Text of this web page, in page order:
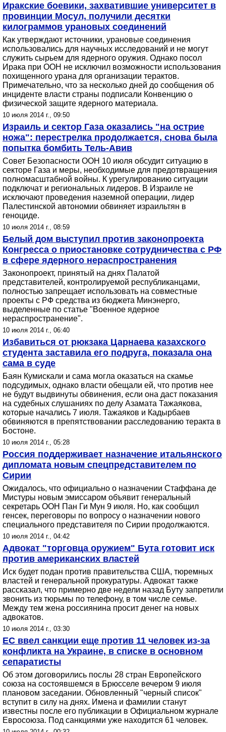
Иракские боевики, захватившие университет в
провинции Мосул, получили десятки
килограммов урановых соединений
Как утверждают источники, урановые соединения
использовались для научных исследований и не могут
служить сырьем для ядерного оружия. Однако посол
Ирака при ООН не исключил возможности использования
похищенного урана для организации терактов.
Примечательно, что за несколько дней до сообщения об
инциденте власти страны подписали Конвенцию о
физической защите ядерного материала.
10 июля 2014 г., 09:50
Израиль и сектор Газа оказались "на острие
ножа": перестрелка продолжается, снова была
попытка бомбить Тель-Авив
Совет Безопасности ООН 10 июля обсудит ситуацию в
секторе Газа и меры, необходимые для предотвращения
полномасштабной войны. К урегулированию ситуации
подключат и региональных лидеров. В Израиле не
исключают проведения наземной операции, лидер
Палестинской автономии обвиняет израильтян в
геноциде.
10 июля 2014 г., 08:59
Белый дом выступил против законопроекта
Конгресса о приостановке сотрудничества с РФ
в сфере ядерного нераспространения
Законопроект, принятый на днях Палатой
представителей, контролируемой республиканцами,
полностью запрещает использовать на совместные
проекты с РФ средства из бюджета Минэнерго,
выделенные по статье "Военное ядерное
нераспространение".
10 июля 2014 г., 06:40
Избавиться от рюкзака Царнаева казахского
студента заставила его подруга, показала она
сама в суде
Баян Кумискали и сама могла оказаться на скамье
подсудимых, однако власти обещали ей, что против нее
не будут выдвинуты обвинения, если она даст показания
на судебных слушаниях по делу Азамата Тажаякова,
которые начались 7 июля. Тажаяков и Кадырбаев
обвиняются в препятствовании расследованию теракта в
Бостоне.
10 июля 2014 г., 05:28
Россия поддерживает назначение итальянского
дипломата новым спецпредставителем по
Сирии
Ожидалось, что официально о назначении Стаффана де
Мистуры новым эмиссаром объявит генеральный
секретарь ООН Пан Ги Мун 9 июля. Но, как сообщил
генсек, переговоры по вопросу о назначении нового
специального представителя по Сирии продолжаются.
10 июля 2014 г., 04:42
Адвокат "торговца оружием" Бута готовит иск
против американских властей
Иск будет подан против правительства США, тюремных
властей и генеральной прокуратуры. Адвокат также
рассказал, что примерно две недели назад Буту запретили
звонить из тюрьмы по телефону, в том числе семье.
Между тем жена россиянина просит денег на новых
адвокатов.
10 июля 2014 г., 03:30
ЕС ввел санкции еще против 11 человек из-за
конфликта на Украине, в списке в основном
сепаратисты
Об этом договорились послы 28 стран Европейского
союза на состоявшемся в Брюсселе вечером 9 июля
плановом заседании. Обновленный "черный список"
вступит в силу на днях. Имена и фамилии станут
известны после его публикации в Официальном журнале
Евросоюза. Под санкциями уже находится 61 человек.